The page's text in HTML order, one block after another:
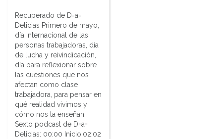
Recuperado de D=a=
Delicias Primero de mayo,
día internacional de las
personas trabajadoras, día
de lucha y reivindicación,
día para reflexionar sobre
las cuestiones que nos
afectan como clase
trabajadora, para pensar en
qué realidad vivimos y
cómo nos la enseñan.
Sexto podcast de D=a=
Delicias: 00:00 Inicio.02:02